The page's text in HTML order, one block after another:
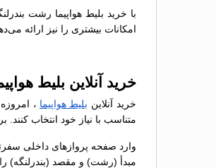
با خرید بلیط هواپیما رشت
امکانات بیشتری را نیز ارائه
خرید آنلاین بلیط
خرید آنلاین بلیط هواپیما ،
متناسب با نیاز خود انتخاب
وارد صفحه پروازهای داخلی
مبدأ (رشت) و مقصد (بندرلنگه) را